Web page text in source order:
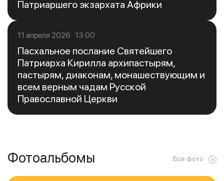
Патриаршего экзархата Африки
11 апреля 2026 13:00
Пасхальное послание Святейшего
Патриарха Кирилла архипастырям,
пастырям, диаконам, монашествующим и
всем верным чадам Русской
Православной Церкви
Фотоальбомы Все фото